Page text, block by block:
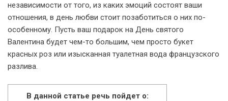
независимости от того, из каких эмоций состоят ваши
отношения, в день любви стоит позаботиться о них по-
особенному. Пусть ваш подарок на День святого
Валентина будет чем-то большим, чем просто букет
красных роз или изысканная туалетная вода французского
разлива.
В данной статье речь пойдет о: